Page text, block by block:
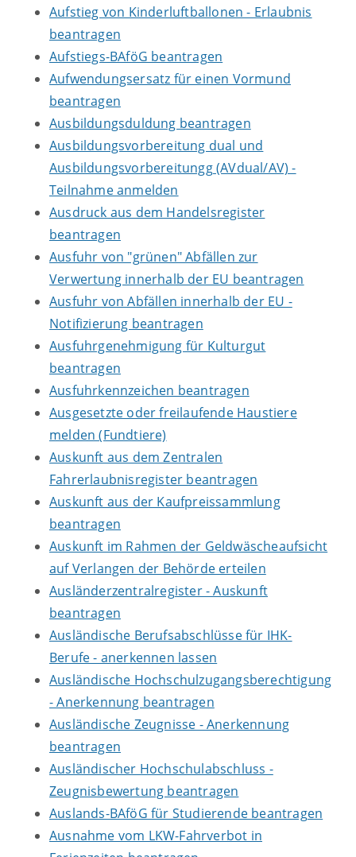
Aufstieg von Kinderluftballonen - Erlaubnis
beantragen
Aufstiegs-BAföG beantragen
Aufwendungsersatz für einen Vormund
beantragen
Ausbildungsduldung beantragen
Ausbildungsvorbereitung dual und
Ausbildungsvorbereitungg (AVdual/AV) -
Teilnahme anmelden
Ausdruck aus dem Handelsregister
beantragen
Ausfuhr von "grünen" Abfällen zur
Verwertung innerhalb der EU beantragen
Ausfuhr von Abfällen innerhalb der EU -
Notifizierung beantragen
Ausfuhrgenehmigung für Kulturgut
beantragen
Ausfuhrkennzeichen beantragen
Ausgesetzte oder freilaufende Haustiere
melden (Fundtiere)
Auskunft aus dem Zentralen
Fahrerlaubnisregister beantragen
Auskunft aus der Kaufpreissammlung
beantragen
Auskunft im Rahmen der Geldwäscheaufsicht
auf Verlangen der Behörde erteilen
Ausländerzentralregister - Auskunft
beantragen
Ausländische Berufsabschlüsse für IHK-
Berufe - anerkennen lassen
Ausländische Hochschulzugangsberechtigung
- Anerkennung beantragen
Ausländische Zeugnisse - Anerkennung
beantragen
Ausländischer Hochschulabschluss -
Zeugnisbewertung beantragen
Auslands-BAföG für Studierende beantragen
Ausnahme vom LKW-Fahrverbot in